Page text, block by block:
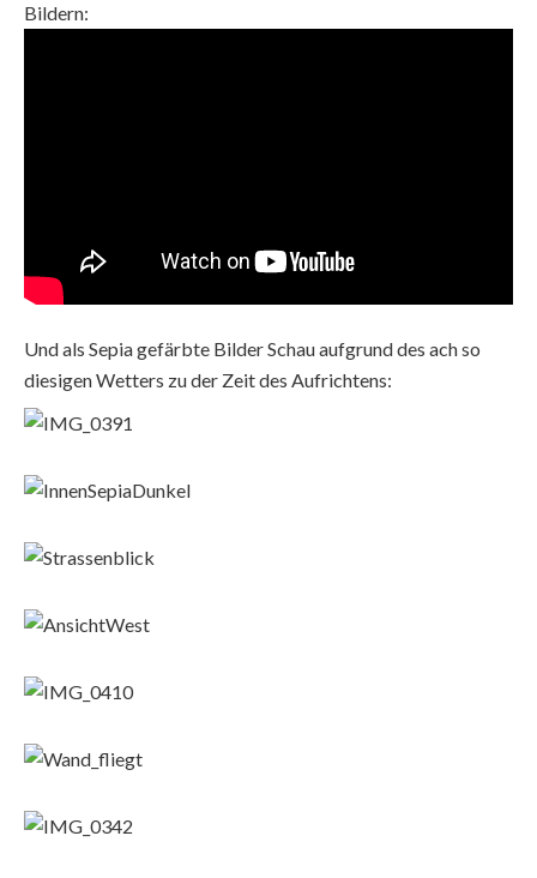
Bildern:
Und als Sepia gefärbte Bilder Schau aufgrund des ach so
diesigen Wetters zu der Zeit des Aufrichtens: